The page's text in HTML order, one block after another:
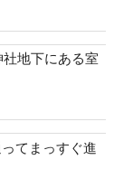
地下にある室
てまっすぐ進